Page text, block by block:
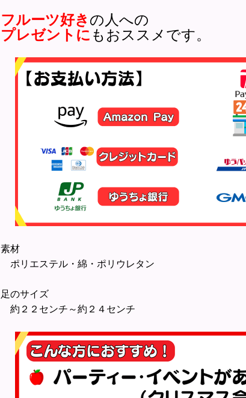
フルーツ好き の人への
プレゼントに もおススメです。
素材
ポリエステル・綿・ポリウレタン
足のサイズ
約２２センチ～約２４センチ